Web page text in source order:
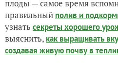
плоды — самое время
правильный полив и
узнать секреты хорошего
выяснить, как выращивать
создавая живую почву в